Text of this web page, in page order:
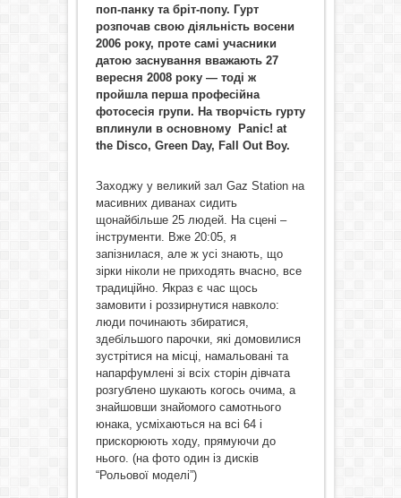
поп-панку та бріт-попу. Гурт
розпочав свою діяльність восени
2006 року, проте самі учасники
датою заснування вважають 27
вересня 2008 року — тоді ж
пройшла перша професійна
фотосесія групи. На творчість гурту
вплинули в основному Panic! at
the Disco, Green Day, Fall Out Boy.
Заходжу у великий зал Gaz Station на
масивних диванах сидить
щонайбільше 25 людей. На сцені –
інструменти. Вже 20:05, я
запізнилася, але ж усі знають, що
зірки ніколи не приходять вчасно, все
традиційно. Якраз є час щось
замовити і роззирнутися навколо:
люди починають збиратися,
здебільшого парочки, які домовилися
зустрітися на місці, намальовані та
напарфумлені зі всіх сторін дівчата
розгублено шукають когось очима, а
знайшовши знайомого самотнього
юнака, усміхаються на всі 64 і
прискорюють ходу, прямуючи до
нього. (на фото один із дисків
“Рольової моделі”)